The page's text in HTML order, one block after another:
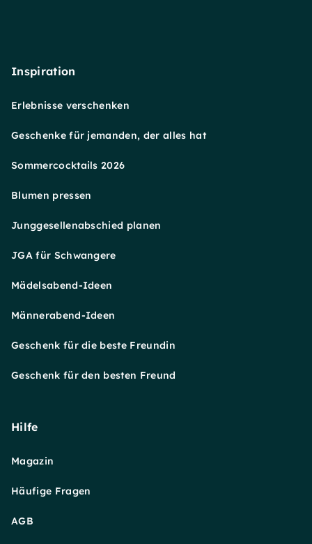
Inspiration
Erlebnisse verschenken
Geschenke für jemanden, der alles hat
Sommercocktails 2026
Blumen pressen
Junggesellenabschied planen
JGA für Schwangere
Mädelsabend-Ideen
Männerabend-Ideen
Geschenk für die beste Freundin
Geschenk für den besten Freund
Hilfe
Magazin
Häufige Fragen
AGB